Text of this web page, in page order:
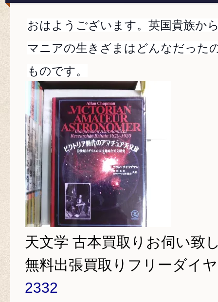
おはようございます。英国貴族か
マニアの生きざまはどんなだった
ものです。
天文学 古本買取り お伺い致
無料出張買取りフリーダ
2332